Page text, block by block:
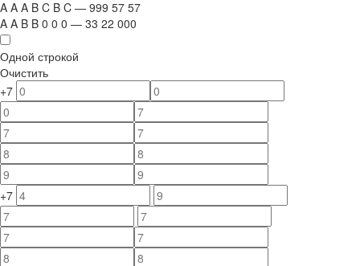
A A A B C B C — 999 57 57
A A B B 0 0 0 — 33 22 000
Одной строкой
Очистить
+7
+7